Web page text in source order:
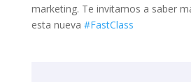
marketing. Te invitamos a saber
esta nueva #FastClass